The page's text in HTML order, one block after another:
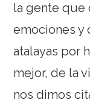
la gente que
emociones y
atalayas por
mejor, de la
nos dimos